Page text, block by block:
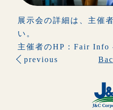
展示会の詳細は、主催
い。
主催者のHP： Fair Info
previous